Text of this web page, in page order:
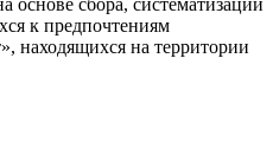
к предпочтениям
находящихся на территории